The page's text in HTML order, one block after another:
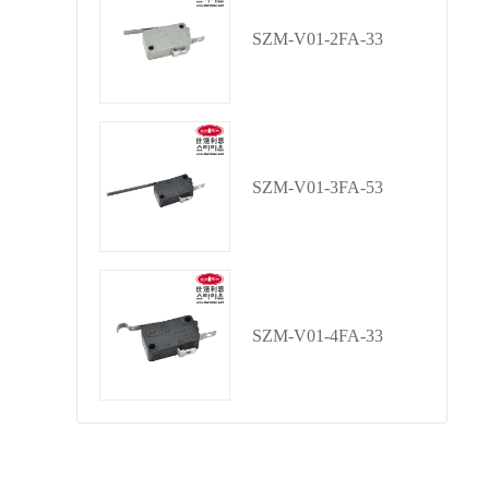
SZM-V01-2FA-33
SZM-V01-3FA-53
SZM-V01-4FA-33